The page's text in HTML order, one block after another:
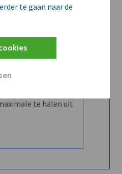
te gaan naar de
te halen uit